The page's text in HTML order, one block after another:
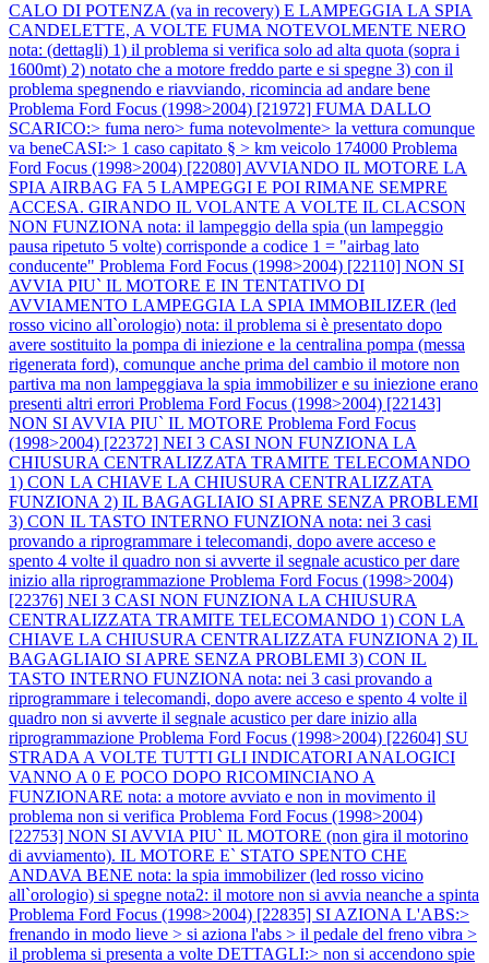
CALO DI POTENZA (va in recovery) E LAMPEGGIA LA SPIA
CANDELETTE, A VOLTE FUMA NOTEVOLMENTE NERO
nota: (dettagli) 1) il problema si verifica solo ad alta quota (sopra i
1600mt) 2) notato che a motore freddo parte e si spegne 3) con il
problema spegnendo e riavviando, ricomincia ad andare bene
Problema Ford Focus (1998>2004) [21972] FUMA DALLO
SCARICO:> fuma nero> fuma notevolmente> la vettura comunque
va beneCASI:> 1 caso capitato § > km veicolo 174000 Problema
Ford Focus (1998>2004) [22080] AVVIANDO IL MOTORE LA
SPIA AIRBAG FA 5 LAMPEGGI E POI RIMANE SEMPRE
ACCESA. GIRANDO IL VOLANTE A VOLTE IL CLACSON
NON FUNZIONA nota: il lampeggio della spia (un lampeggio
pausa ripetuto 5 volte) corrisponde a codice 1 = "airbag lato
conducente" Problema Ford Focus (1998>2004) [22110] NON SI
AVVIA PIU` IL MOTORE E IN TENTATIVO DI
AVVIAMENTO LAMPEGGIA LA SPIA IMMOBILIZER (led
rosso vicino all`orologio) nota: il problema si è presentato dopo
avere sostituito la pompa di iniezione e la centralina pompa (messa
rigenerata ford), comunque anche prima del cambio il motore non
partiva ma non lampeggiava la spia immobilizer e su iniezione erano
presenti altri errori Problema Ford Focus (1998>2004) [22143]
NON SI AVVIA PIU` IL MOTORE Problema Ford Focus
(1998>2004) [22372] NEI 3 CASI NON FUNZIONA LA
CHIUSURA CENTRALIZZATA TRAMITE TELECOMANDO
1) CON LA CHIAVE LA CHIUSURA CENTRALIZZATA
FUNZIONA 2) IL BAGAGLIAIO SI APRE SENZA PROBLEMI
3) CON IL TASTO INTERNO FUNZIONA nota: nei 3 casi
provando a riprogrammare i telecomandi, dopo avere acceso e
spento 4 volte il quadro non si avverte il segnale acustico per dare
inizio alla riprogrammazione Problema Ford Focus (1998>2004)
[22376] NEI 3 CASI NON FUNZIONA LA CHIUSURA
CENTRALIZZATA TRAMITE TELECOMANDO 1) CON LA
CHIAVE LA CHIUSURA CENTRALIZZATA FUNZIONA 2) IL
BAGAGLIAIO SI APRE SENZA PROBLEMI 3) CON IL
TASTO INTERNO FUNZIONA nota: nei 3 casi provando a
riprogrammare i telecomandi, dopo avere acceso e spento 4 volte il
quadro non si avverte il segnale acustico per dare inizio alla
riprogrammazione Problema Ford Focus (1998>2004) [22604] SU
STRADA A VOLTE TUTTI GLI INDICATORI ANALOGICI
VANNO A 0 E POCO DOPO RICOMINCIANO A
FUNZIONARE nota: a motore avviato e non in movimento il
problema non si verifica Problema Ford Focus (1998>2004)
[22753] NON SI AVVIA PIU` IL MOTORE (non gira il motorino
di avviamento). IL MOTORE E` STATO SPENTO CHE
ANDAVA BENE nota: la spia immobilizer (led rosso vicino
all`orologio) si spegne nota2: il motore non si avvia neanche a spinta
Problema Ford Focus (1998>2004) [22835] SI AZIONA L'ABS:>
frenando in modo lieve > si aziona l'abs > il pedale del freno vibra >
il problema si presenta a volte DETTAGLI:> non si accendono spie